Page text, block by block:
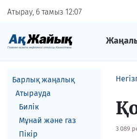
Атырау, 6 тамыз 12 07
Барлық жаңалық
Атырауда
Билік
Мұнай және газ
Пікір
3 089